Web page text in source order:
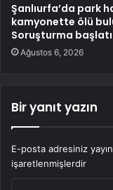
Şanlıurfa’da park
kamyonette ölü
Soruşturma
Ağustos 6, 2026
Bir yanıt yazın
E-posta adresiniz
işaretlenmişlerdir